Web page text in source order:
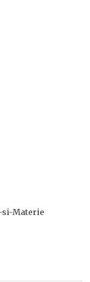
si-Materie